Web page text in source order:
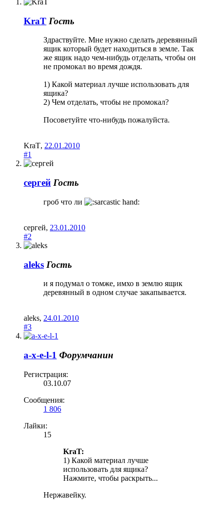
KraT Гость
Здраствуйте. Мне нужно сделать деревянный
ящик который будет находиться в земле. Так
же ящик надо чем-нибудь отделать, чтобы он
не промокал во время дождя.
1) Какой материал лучше использовать для
ящика?
2) Чем отделать, чтобы не промокал?
Посоветуйте что-нибудь пожалуйста.
KraT, 22.01.2010
#1
сергей Гость
гроб что ли
сергей, 23.01.2010
#2
aleks Гость
и я подумал о томже, имхо в землю ящик
деревянный в одном случае закапывается.
aleks, 24.01.2010
#3
a-x-e-l-1 Форумчанин
Регистрация:
03.10.07
Сообщения:
1 806
Лайки:
15
KraT:
1) Какой материал лучше
использовать для ящика?
Нажмите, чтобы раскрыть...
Нержавейку.